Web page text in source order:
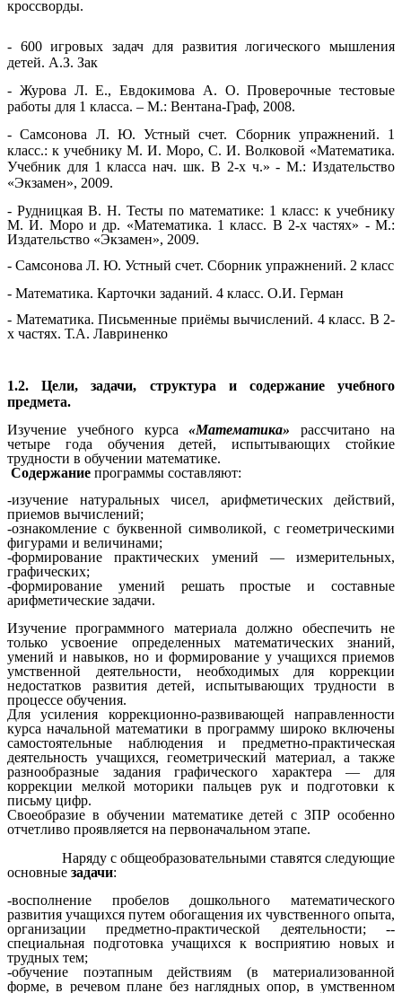
кроссворды.
- 600 игровых задач для развития логического мышления
детей. А.З. Зак
- Журова Л. Е., Евдокимова А. О. Проверочные тестовые
работы для 1 класса. – М.: Вентана-Граф, 2008.
- Самсонова Л. Ю. Устный счет. Сборник упражнений. 1
класс.: к учебнику М. И. Моро, С. И. Волковой «Математика.
Учебник для 1 класса нач. шк. В 2-х ч.» - М.: Издательство
«Экзамен», 2009.
- Рудницкая В. Н. Тесты по математике: 1 класс: к учебнику
М. И. Моро и др. «Математика. 1 класс. В 2-х частях» - М.:
Издательство «Экзамен», 2009.
- Самсонова Л. Ю. Устный счет. Сборник упражнений. 2 класс
- Математика. Карточки заданий. 4 класс. О.И. Герман
- Математика. Письменные приёмы вычислений. 4 класс. В 2-
х частях. Т.А. Лавриненко
1.2. Цели, задачи, структура и содержание учебного
предмета.
Изучение учебного курса«Математика»рассчитано на
четыре года обучения детей, испытывающих стойкие
трудности в обучении математике.
Содержание программы составляют:
-изучение натуральных чисел, арифметических действий,
приемов вычислений;
-ознакомление с буквенной символикой, с геометрическими
фигурами и величинами;
-формирование практических умений — измерительных,
графических;
-формирование умений решать простые и составные
арифметические задачи.
Изучение программного материала должно обеспечить не
только усвоение определенных математических знаний,
умений и навыков, но и формирование у учащихся приемов
умственной деятельности, необходимых для коррекции
недостатков развития детей, испытывающих трудности в
процессе обучения.
Для усиления коррекционно-развивающей направленности
курса начальной математики в программу широко включены
самостоятельные наблюдения и предметно-практическая
деятельность учащихся, геометрический материал, а также
разнообразные задания графического характера — для
коррекции мелкой моторики пальцев рук и подготовки к
письму цифр.
Своеобразие в обучении математике детей с ЗПР особенно
отчетливо проявляется на первоначальном этапе.
Наряду с общеобразовательными ставятся следующие
основные задачи:
-восполнение пробелов дошкольного математического
развития учащихся путем обогащения их чувственного опыта,
организации предметно-практической деятельности; --
специальная подготовка учащихся к восприятию новых и
трудных тем;
-обучение поэтапным действиям (в материализованной
форме, в речевом плане без наглядных опор, в умственном